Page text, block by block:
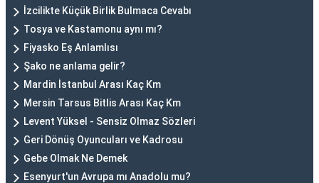
İzcilikte Küçük Birlik Bulmaca Cevabı
Tosya ve Kastamonu aynı mı?
Fiyasko Eş Anlamlısı
Şako ne anlama gelir?
Mardin İstanbul Arası Kaç Km
Mersin Tarsus Bitlis Arası Kaç Km
Levent Yüksel - Sensiz Olmaz Sözleri
Geri Dönüş Oyuncuları ve Kadrosu
Gebe Olmak Ne Demek
Esenyurt'un Avrupa mı Anadolu mu?